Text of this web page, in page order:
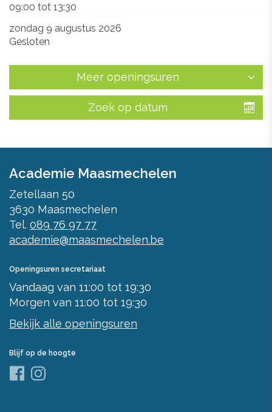
09:00 tot 13:30
zondag 9 augustus 2026
Gesloten
Meer openingsuren
Zoek op datum
Academie Maasmechelen
Zetellaan 50
3630 Maasmechelen
Tel. 089 76 97 77
academie@maasmechelen.be
Openingsuren secretariaat
Vandaag van 11:00 tot 19:30
Morgen van 11:00 tot 19:30
Bekijk alle openingsuren
Blijf op de hoogte
Facebook
Instagram